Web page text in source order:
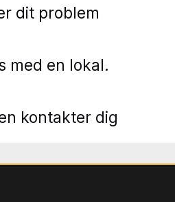
dit problem
med en lokal.
kontakter dig